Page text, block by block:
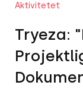
Aktivitetet
Tryeza: